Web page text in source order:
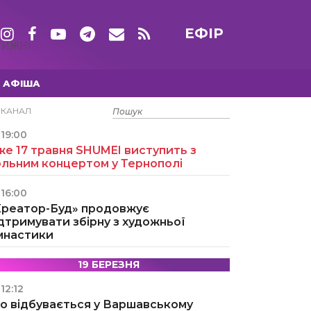
ЕФІР
АФІША
15 ТРАВНЯ
19:00
17 травня SHUMEI виступить з
концертом у Тернополі
16:00
Буд» продовжує
збірну з художньої
19 БЕРЕЗНЯ
12:12
відбувається у Варшавському